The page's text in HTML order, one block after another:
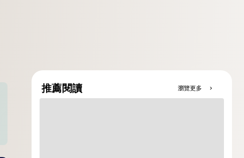
推薦閱讀 瀏覽更多 chevron_right